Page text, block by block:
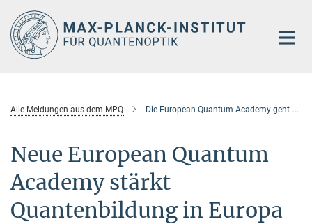
Hauptinhalt
Alle Meldungen aus dem MPQ Die European Quantum Academy geht an den Start
Neue European Quantum
Academy stärkt
Quantenbildung in Europa